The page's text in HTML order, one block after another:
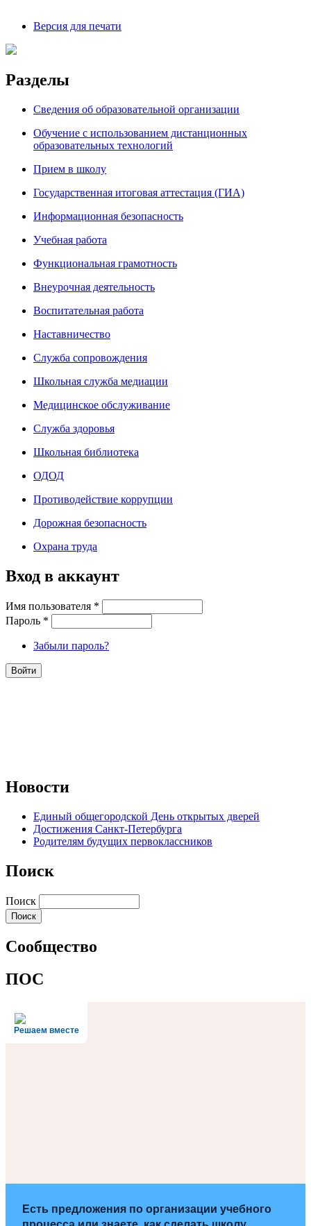
Версия для печати
Разделы
Сведения об образовательной организации
Обучение с использованием дистанционных
образовательных технологий
Прием в школу
Государственная итоговая аттестация (ГИА)
Информационная безопасность
Учебная работа
Функциональная грамотность
Внеурочная деятельность
Воспитательная работа
Наставничество
Служба сопровождения
Школьная служба медиации
Медицинское обслуживание
Служба здоровья
Школьная библиотека
ОДОД
Противодействие коррупции
Дорожная безопасность
Охрана труда
Вход в аккаунт
Имя пользователя *
Пароль *
Забыли пароль?
Новости
Единый общегородской День открытых дверей
Достижения Санкт-Петербурга
Родителям будущих первоклассников
Поиск
Поиск
Сообщество
ПОС
Решаем вместе
Есть предложения по организации учебного